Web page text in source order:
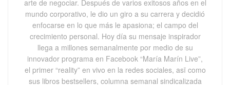
arte de negociar. Después de varios exitosos años en el
mundo corporativo, le dio un giro a su carrera y decidió
enfocarse en lo que más le apasiona; el campo del
crecimiento personal. Hoy día su mensaje inspirador
llega a millones semanalmente por medio de su
innovador programa en Facebook “María Marín Live”,
el primer “reality” en vivo en la redes sociales, asī como
sus libros bestsellers, columna semanal sindicalizada